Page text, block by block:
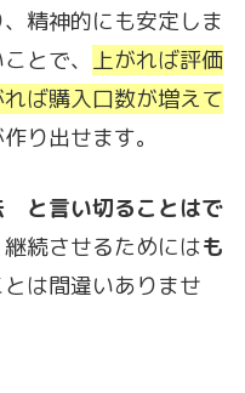
精神的にも安定しま
とで、 上がれば評価
ば購入口数が増えて
り出せます。
と言い切ることはで
続させるためにはも
は間違いありませ